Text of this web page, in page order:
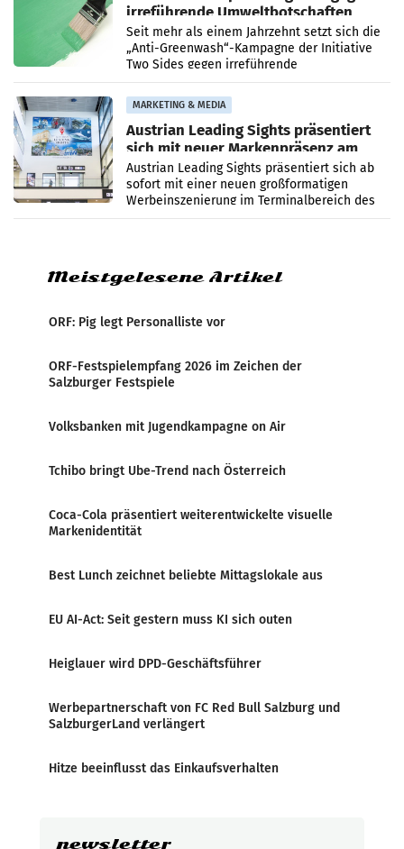
irreführende Umweltbotschaften
beim Papiereinsatz
Seit mehr als einem Jahrzehnt setzt sich die
„Anti-Greenwash“-Kampagne der Initiative
Two Sides gegen irreführende
Umweltaussagen bei Papierkommunikation
und papierbasierten Verpackungen
MARKETING & MEDIA
Austrian Leading Sights präsentiert
sich mit neuer Markenpräsenz am
Flughafen Wien
Austrian Leading Sights präsentiert sich ab
sofort mit einer neuen großformatigen
Werbeinszenierung im Terminalbereich des
Flughafen Wien. Die Präsenz befindet sich im
Meistgelesene Artikel
ORF: Pig legt Personalliste vor
ORF-Festspielempfang 2026 im Zeichen der
Salzburger Festspiele
Volksbanken mit Jugendkampagne on Air
Tchibo bringt Ube-Trend nach Österreich
Coca-Cola präsentiert weiterentwickelte visuelle
Markenidentität
Best Lunch zeichnet beliebte Mittagslokale aus
EU AI-Act: Seit gestern muss KI sich outen
Heiglauer wird DPD-Geschäftsführer
Werbepartnerschaft von FC Red Bull Salzburg und
SalzburgerLand verlängert
Hitze beeinflusst das Einkaufsverhalten
newsletter